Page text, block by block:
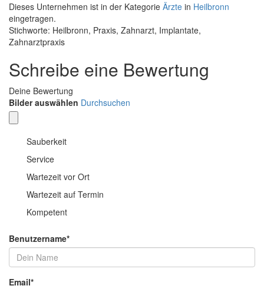
Dieses Unternehmen ist in der Kategorie Ärzte in Heilbronn
eingetragen.
Stichworte: Heilbronn, Praxis, Zahnarzt, Implantate,
Zahnarztpraxis
Schreibe eine Bewertung
Deine Bewertung
Bilder auswählen Durchsuchen
Sauberkeit
Service
Wartezeit vor Ort
Wartezeit auf Termin
Kompetent
Benutzername*
Email*